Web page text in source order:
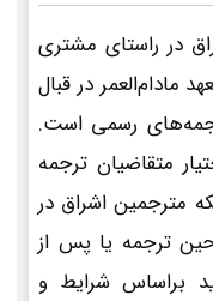
در راستای مشتری
مادام‌العمر در قبال
رسمی است.
متقاضیان ترجمه
مترجمین اشراق در
ترجمه یا پس از
براساس شرایط و